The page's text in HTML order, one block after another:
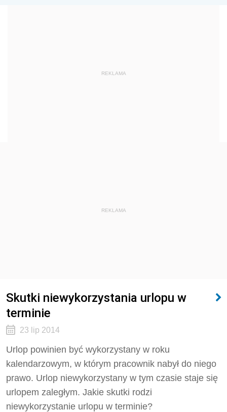
REKLAMA
REKLAMA
Skutki niewykorzystania urlopu w
terminie
23 lip 2014
Urlop powinien być wykorzystany w roku
kalendarzowym, w którym pracownik nabył do niego
prawo. Urlop niewykorzystany w tym czasie staje się
urlopem zaległym. Jakie skutki rodzi
niewykorzystanie urlopu w terminie?